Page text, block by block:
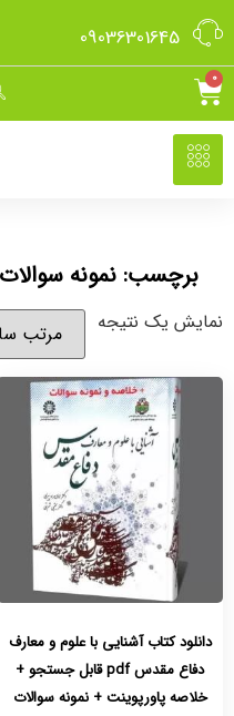
09036301645
0
برچسب: نمونه
نمایش یک نتیجه
دانلود کتاب آشنایی با علوم و معارف
دفاع مقدس pdf قابل جستجو +
خلاصه پاورپوینت + نمونه سوالات